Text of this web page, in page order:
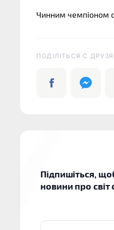
Чинним чемпіоном
ПОДІЛІТЬСЯ C
Підпишіться,
новини про